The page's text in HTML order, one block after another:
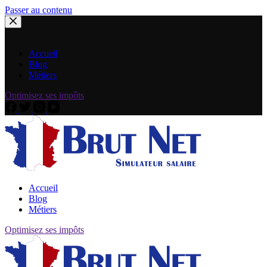
Passer au contenu
Accueil
Blog
Métiers
Optimisez ses impôts
Accueil
Blog
Métiers
Optimisez ses impôts